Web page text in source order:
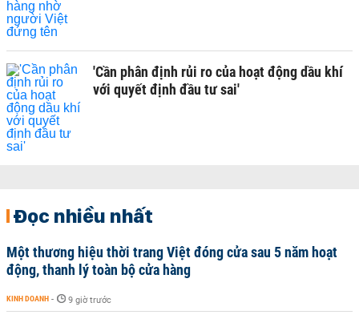
'Cần phân định rủi ro của hoạt động dầu khí
với quyết định đầu tư sai'
Đọc nhiều nhất
Một thương hiệu thời trang Việt đóng cửa sau 5 năm hoạt
động, thanh lý toàn bộ cửa hàng
KINH DOANH - 9 giờ trước